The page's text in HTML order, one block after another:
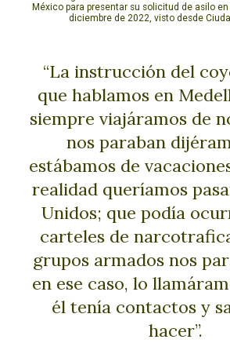
México para presentar su solicitud de asilo en
diciembre de 2022, visto desde
“La instrucción del
que hablamos en
siempre viajáramos de
nos paraban
estábamos de
realidad queríamos
Unidos; que podía
carteles de
grupos armados nos
en ese caso, lo
él tenía contactos y
hacer”.